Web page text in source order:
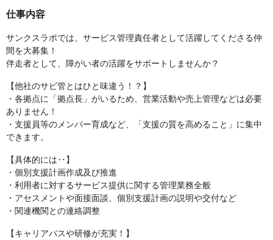
仕事内容
サンクスラボでは、サービス管理責任者として活躍してくださる仲
間を大募集！
伴走者として、障がい者の活躍をサポートしませんか？
【他社のサビ管とはひと味違う！？】
・各拠点に「拠点長」がいるため、営業活動や売上管理などは必要
ありません！
・支援員等のメンバー育成など、「支援の質を高めること」に集中
できます。
【具体的には‥】
・個別支援計画作成及び推進
・利用者に対するサービス提供に関する管理業務全般
・アセスメントや面接面談、個別支援計画の説明や交付など
・関連機関との連絡調整
【キャリアパスや研修が充実！】